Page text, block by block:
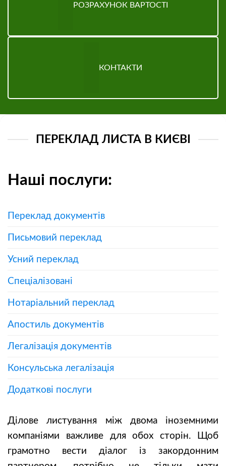
РОЗРАХУНОК ВАРТОСТІ
КОНТАКТИ
ПЕРЕКЛАД ЛИСТА В КИЄВІ
Наші послуги:
Переклад документів
Письмовий переклад
Усний переклад
Спеціалізовані
Нотаріальний переклад
Апостиль документів
Легалізація документів
Консульська легалізація
Додаткові послуги
Ділове листування між двома іноземними
компаніями важливе для обох сторін. Щоб
грамотно вести діалог із закордонним